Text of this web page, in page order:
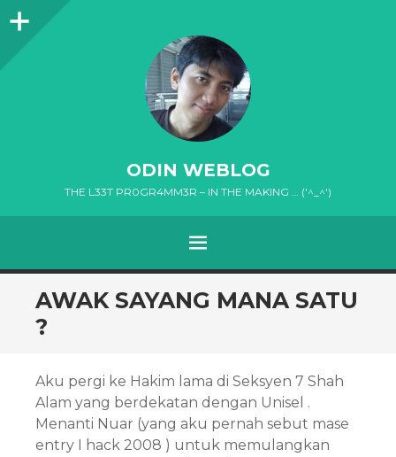
Sidebar
ODIN WEBLOG
THE L33T PR0GR4MM3R – IN THE MAKING … ('^_^')
MENU
SKIP
TO
CONTENT
AWAK SAYANG MANA SATU
?
Aku pergi ke Hakim lama di Seksyen 7 Shah
Alam yang berdekatan dengan Unisel .
Menanti Nuar (yang aku pernah sebut mase
entry I hack 2008 ) untuk memulangkan